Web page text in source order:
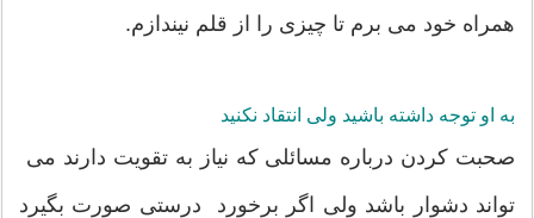
همراه خود می برم تا چیزی را از قلم نیندازم.
به او توجه داشته باشید ولی انتقاد نکنید
صحبت کردن درباره مسائلی که نیاز به تقویت دارند می
تواند دشوار باشد ولی اگر برخورد درستی صورت بگیرد